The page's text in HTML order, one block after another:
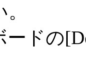
ードの